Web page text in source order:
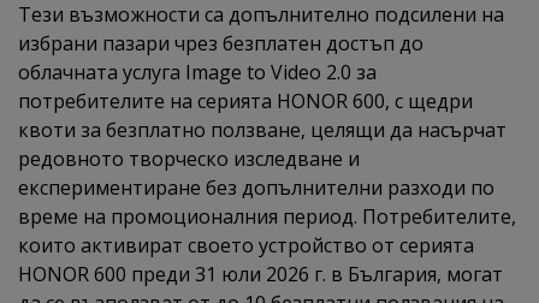
Тези възможности са допълнително подсилени на
избрани пазари чрез безплатен достъп до
облачната услуга Image to Video 2.0 за
потребителите на серията HONOR 600, с щедри
квоти за безплатно ползване, целящи да насърчат
редовното творческо изследване и
експериментиране без допълнителни разходи по
време на промоционалния период. Потребителите,
които активират своето устройство от серията
HONOR 600 преди 31 юли 2026 г. в България, могат